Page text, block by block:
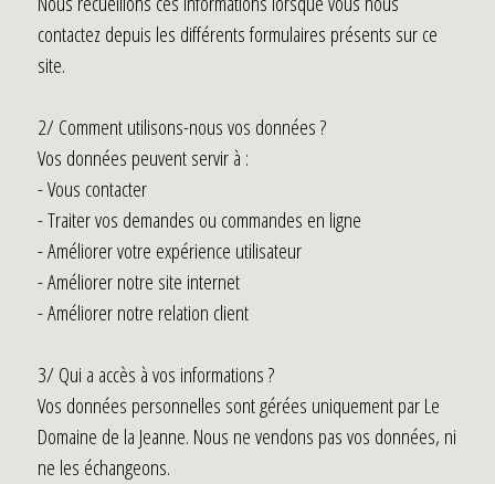
contactez depuis les différents formulaires présents sur ce
site.
2/ Comment utilisons-nous vos données ?
Vos données peuvent servir à :
- Vous contacter
- Traiter vos demandes ou commandes en ligne
- Améliorer votre expérience utilisateur
- Améliorer notre site internet
- Améliorer notre relation client
3/ Qui a accès à vos informations ?
Vos données personnelles sont gérées uniquement par Le
Domaine de la Jeanne. Nous ne vendons pas vos données, ni
ne les échangeons.